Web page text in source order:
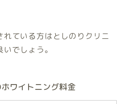
ている方はとしのりクリニ
でしょう。
ワイトニング料金